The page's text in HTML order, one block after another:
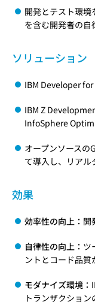
開発とテスト環境
を含む開発者の自
ソリューション
IBM Developer
IBM Z
InfoSphere
オープンソースの
て導入し、リア
効果
効率性の向上： 開
自律性の向上： ツ
ントとコード品質
モダナイズ環境：
トランザクショ